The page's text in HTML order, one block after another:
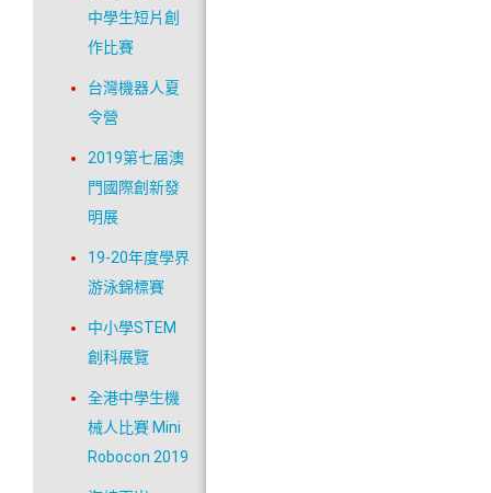
中學生短片創
作比賽
台灣機器人夏
令營
2019第七届澳
門國際創新發
明展
19-20年度學界
游泳錦標賽
中小學STEM
創科展覽
全港中學生機
械人比賽 Mini
Robocon 2019